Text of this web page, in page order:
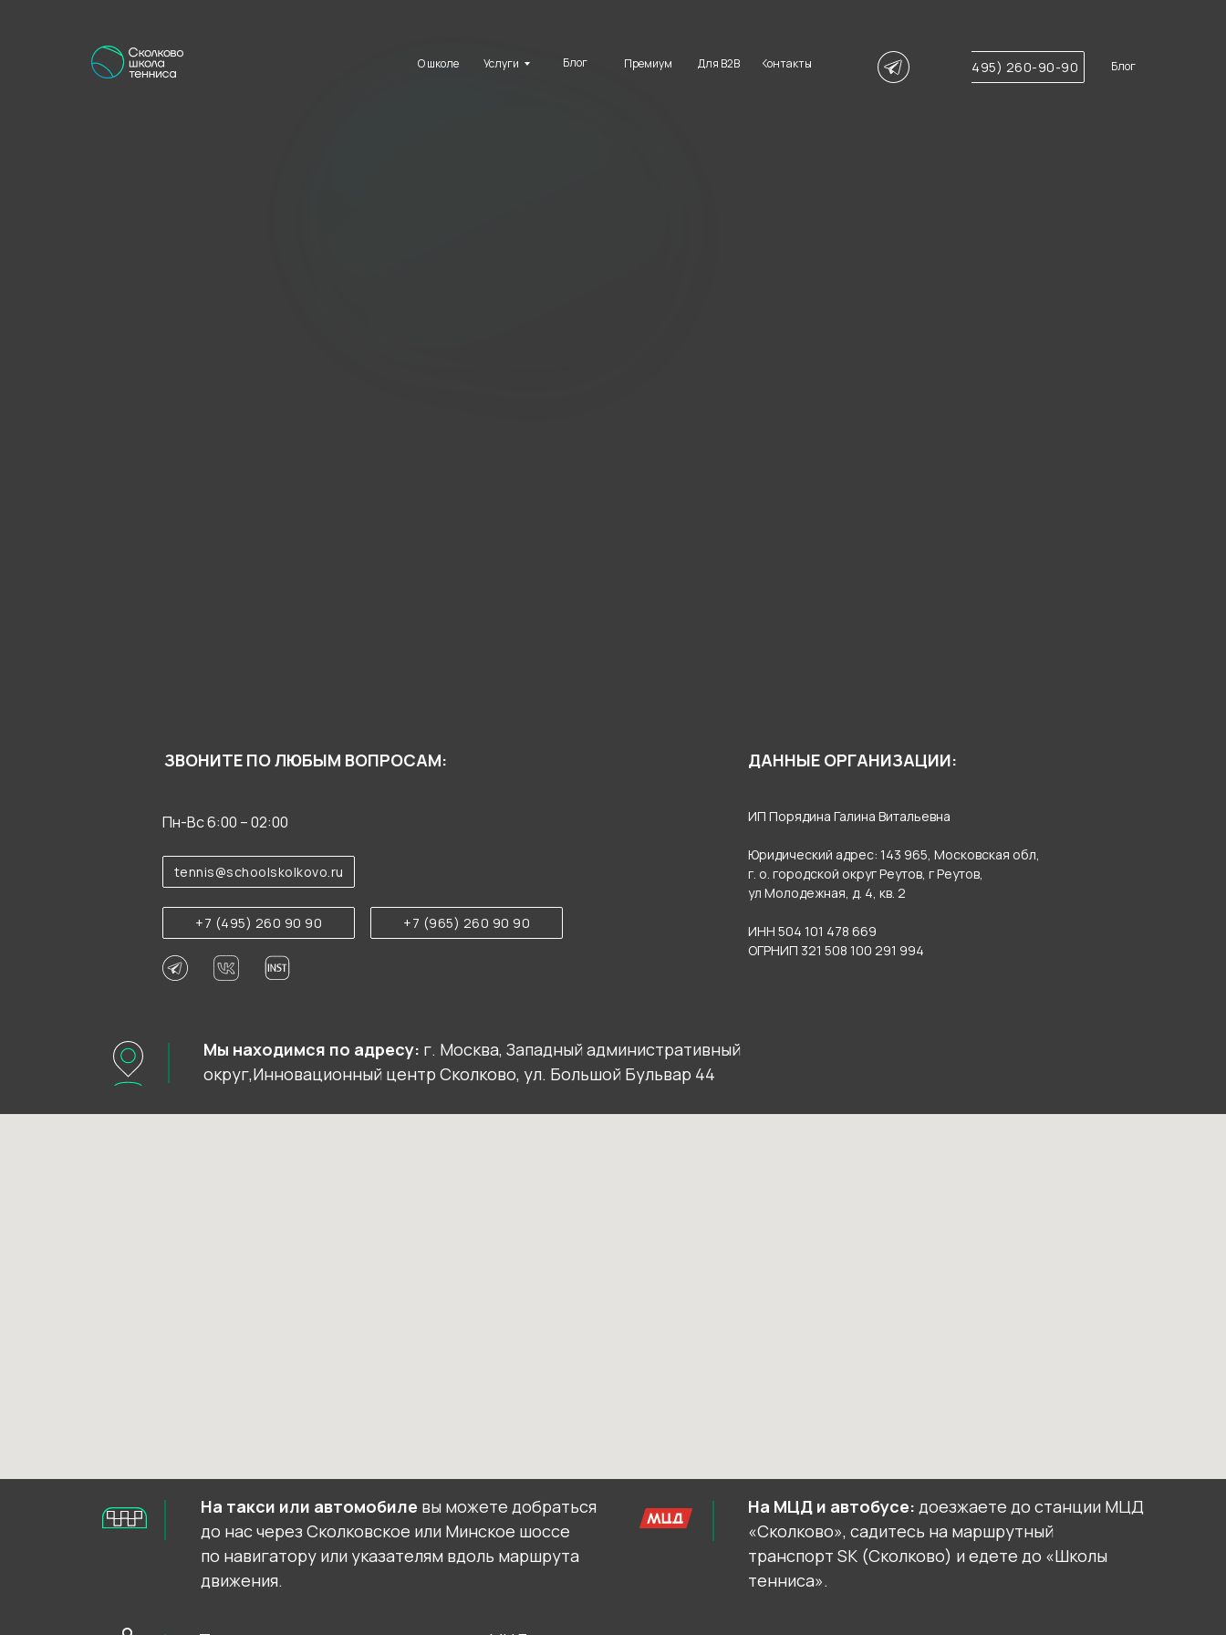
О школе Услуги Премиум Для B2B Контакты Блог
+7 (495) 260-90-90
Блог
+7 (495) 260 90 90 +7 (965) 260 90 90
ИП Порядина Галина Витальевна
Юридический адрес: 143 965, Московская обл,
г. о. городской округ Реутов, г Реутов,
ул Молодежная, д. 4, кв. 2
ИНН 504 101 478 669
ОГРНИП 321 508 100 291 994
tennis@schoolskolkovo.ru
Пн-Вс 6:00 – 02:00
ЗВОНИТЕ ПО ЛЮБЫМ ВОПРОСАМ: ДАННЫЕ ОРГАНИЗАЦИИ:
Мы находимся по адресу: г. Москва, Западный административный
округ,Инновационный центр Сколково, ул. Большой Бульвар 44
На такси или автомобиле вы можете добраться
до нас через Сколковское или Минское шоссе
по навигатору или указателям вдоль маршрута
движения.
На МЦД и автобусе: доезжаете до станции МЦД
«Сколково», садитесь на маршрутный
транспорт SK (Сколково) и едете до «Школы
тенниса».